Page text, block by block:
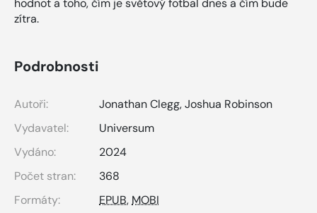
hodnot a toho, čím je světový fotbal dnes a čím bude
zítra.
Podrobnosti
Autoři: Jonathan Clegg,Joshua Robinson
Vydavatel:
Universum
Vydáno:
2024
Počet stran:
368
Formáty:
EPUB, MOBI